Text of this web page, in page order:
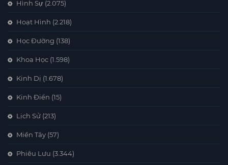
Hình Sự (2.075)
Hoạt Hình (2.218)
Học Đường (138)
Khoa Học (1.598)
Kinh Dị (1.678)
Kinh Điển (15)
Lịch Sử (213)
Miền Tây (57)
Phiêu Lưu (3.344)